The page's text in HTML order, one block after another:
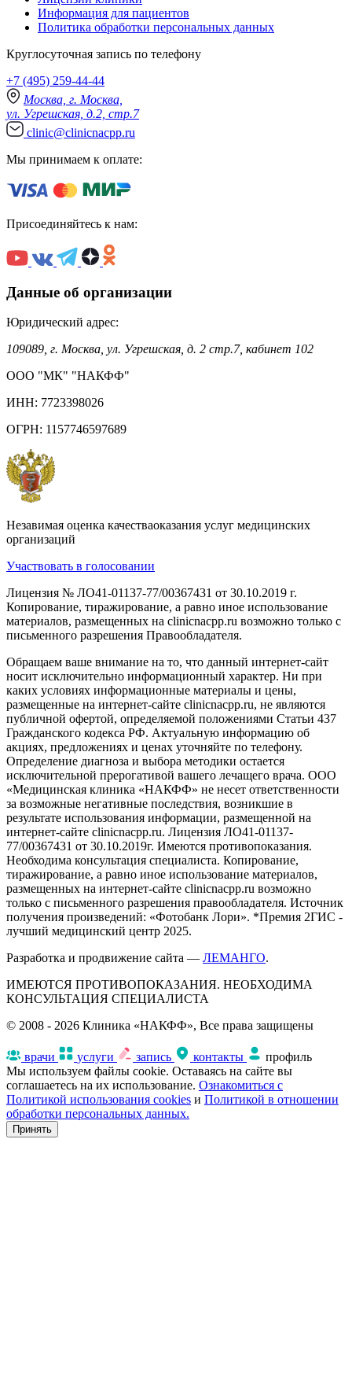
Информация для пациентов
Политика обработки персональных данных
Круглосуточная запись по телефону
+7 (495) 259-44-44
Москва, г. Москва,
ул. Угрешская, д.2, стр.7
clinic@clinicnacpp.ru
Мы принимаем к оплате:
Присоединяйтесь к нам:
Данные об организации
Юридический адрес:
109089, г. Москва, ул. Угрешская, д. 2 стр.7, кабинет 102
ООО "МК" "НАКФФ"
ИНН: 7723398026
ОГРН: 1157746597689
Незавимая оценка качестваоказания услуг медицинских
организаций
Участвовать в голосовании
Лицензия № ЛО41-01137-77/00367431 от 30.10.2019 г.
Копирование, тиражирование, а равно иное использование
материалов, размещенных на clinicnacpp.ru возможно только с
письменного разрешения Правообладателя.
Обращаем ваше внимание на то, что данный интернет-сайт
носит исключительно информационный характер. Ни при
каких условиях информационные материалы и цены,
размещенные на интернет-сайте clinicnacpp.ru, не являются
публичной офертой, определяемой положениями Статьи 437
Гражданского кодекса РФ. Актуальную информацию об
акциях, предложениях и ценах уточняйте по телефону.
Определение диагноза и выбора методики остается
исключительной прерогативой вашего лечащего врача. ООО
«Медицинская клиника «НАКФФ» не несет ответственности
за возможные негативные последствия, возникшие в
результате использования информации, размещенной на
интернет-сайте clinicnacpp.ru. Лицензия ЛО41-01137-
77/00367431 от 30.10.2019г. Имеются противопоказания.
Необходима консультация специалиста. Копирование,
тиражирование, а равно иное использование материалов,
размещенных на интернет-сайте clinicnacpp.ru возможно
только с письменного разрешения правообладателя. Источник
получения произведений: «Фотобанк Лори». *Премия 2ГИС -
лучший медицинский центр 2025.
Разработка и продвижение сайта — ЛЕМАНГО.
ИМЕЮТСЯ ПРОТИВОПОКАЗАНИЯ. НЕОБХОДИМА
КОНСУЛЬТАЦИЯ СПЕЦИАЛИСТА
© 2008 - 2026 Клиника «НАКФФ», Все права защищены
врачи услуги запись контакты
профиль
Мы используем файлы cookie. Оставаясь на сайте вы
соглашаетесь на их использование. Ознакомиться с
Политикой использования cookies и Политикой в отношении
обработки персональных данных.
Принять